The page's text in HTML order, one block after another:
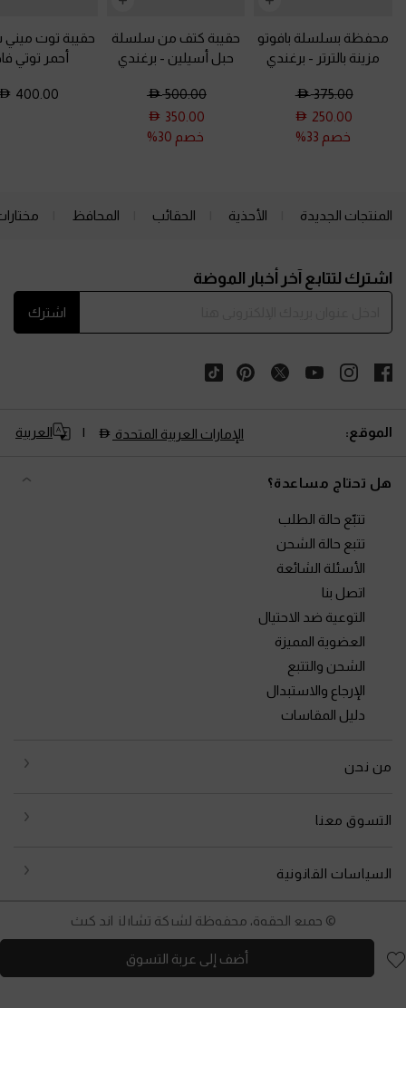
أضف إلى عربة التسوق
محفظة بسلسلة بافوتو
مزينة بالترتر - برغندي
375.00
250.00
خصم 33%
حقيبة كتف من سلسلة
حبل أسيلين - برغندي
500.00
350.00
خصم 30%
حقيبة توت
أحمر توتي
400.00
المنتجات الجديدة الأحذية الحقائب المحافظ
اشترك لتتابع آخر أخبار الموضة
اشترك
الموقع: الإمارات العربية المتحدة العربية
هل تحتاج مساعدة؟
تتبّع حالة الطلب
تتبع حالة الشحن
الأسئلة الشائعة
اتصل بنا
التوعية ضد الاحتيال
العضوية المميزة
الشحن والتتبع
الإرجاع والاستبدال
دليل المقاسات
من نحن
التسوق معنا
السياسات القانونية
© جميع الحقوق محفوظة لشركة تشارلز اند كيث